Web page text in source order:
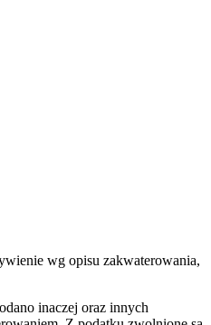
wg opisu zakwaterowania,
inaczej oraz innych